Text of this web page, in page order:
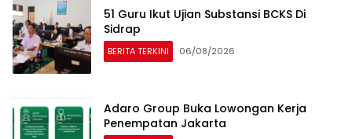
51 Guru Ikut Ujian Substansi BCKS Di
Sidrap
BERITA TERKINI 06/08/2026
Adaro Group Buka Lowongan Kerja
Penempatan Jakarta